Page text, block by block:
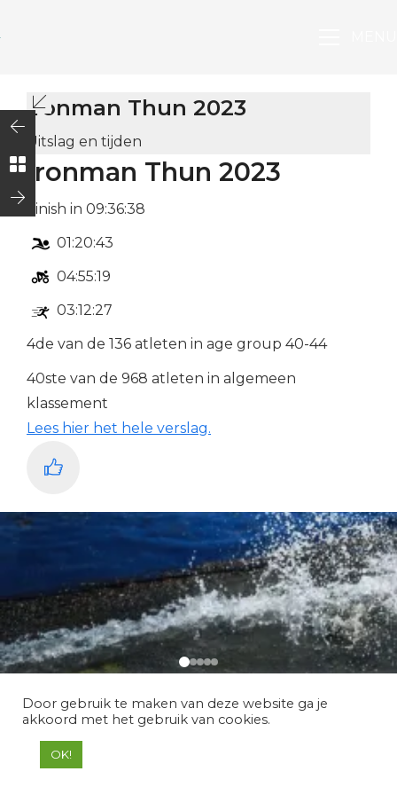
Ironman Thun 2023
Uitslag en tijden
Ironman Thun 2023
Finish in 09:36:38
01:20:43
04:55:19
03:12:27
4de van de 136 atleten in age group 40-44
40ste van de 968 atleten in algemeen
klassement
Lees hier het hele verslag.
Door gebruik te maken van deze website ga je
akkoord met het gebruik van cookies.
OK!